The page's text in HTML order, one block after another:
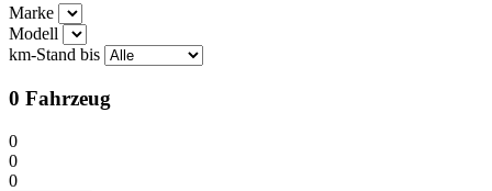
Marke
Modell
km-Stand bis
0 Fahrzeug
0
0
0